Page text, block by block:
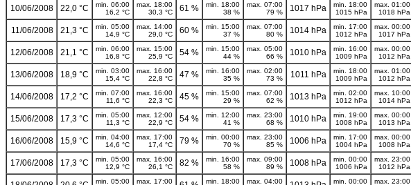
10/06/2008 22,0 °C
min. 06:00
16,2 °C
max. 18:00
30,3 °C
61 %
min. 18:00
38 %
max. 07:00
79 %
1017 hPa
min. 18:00
1015 hPa
max. 01:00
1018 hPa
11/06/2008 21,3 °C
min. 05:00
14,9 °C
max. 14:00
29,0 °C
60 %
min. 15:00
37 %
max. 07:00
80 %
1014 hPa
min. 17:00
1012 hPa
max. 00:00
1017 hPa
12/06/2008 21,1 °C
min. 06:00
16,8 °C
max. 15:00
25,9 °C
54 %
min. 15:00
44 %
max. 05:00
66 %
1010 hPa
min. 16:00
1009 hPa
max. 00:00
1012 hPa
13/06/2008 18,9 °C
min. 03:00
15,4 °C
max. 16:00
22,8 °C
47 %
min. 16:00
35 %
max. 02:00
73 %
1011 hPa
min. 18:00
1009 hPa
max. 01:00
1012 hPa
14/06/2008 17,2 °C
min. 07:00
11,6 °C
max. 16:00
22,3 °C
45 %
min. 15:00
29 %
max. 07:00
62 %
1013 hPa
min. 02:00
1012 hPa
max. 10:00
1014 hPa
15/06/2008 17,3 °C
min. 05:00
11,3 °C
max. 12:00
22,9 °C
54 %
min. 12:00
41 %
max. 23:00
68 %
1010 hPa
min. 19:00
1008 hPa
max. 00:00
1013 hPa
16/06/2008 15,9 °C
min. 04:00
14,6 °C
max. 17:00
17,4 °C
79 %
min. 00:00
70 %
max. 23:00
85 %
1006 hPa
min. 17:00
1004 hPa
max. 00:00
1008 hPa
17/06/2008 17,3 °C
min. 05:00
12,9 °C
max. 16:00
26,1 °C
82 %
min. 16:00
58 %
max. 09:00
89 %
1008 hPa
min. 00:00
1006 hPa
max. 23:00
1012 hPa
min. 05:00
max. 17:00
min. 18:00
max. 04:00
min. 00:00
max. 23:00